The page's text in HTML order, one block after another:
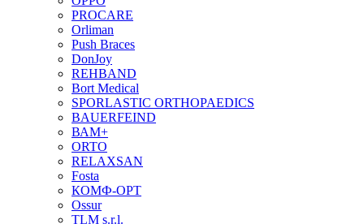
PROCARE
Orliman
Push Braces
DonJoy
REHBAND
Bort Medical
SPORLASTIC ORTHOPAEDICS
BAUERFEIND
ВАМ+
ORTO
RELAXSAN
Fosta
КОМФ-ОРТ
Ossur
TLM s.r.l.